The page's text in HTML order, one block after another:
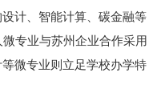
计、智能计算、碳金融等
专业与苏州企业合作采用
微专业则立足学校办学特